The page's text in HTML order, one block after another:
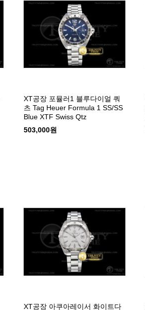
XT공장 포뮬러1 블루다이얼 쿼
츠 Tag Heuer Formula 1 SS/SS
Blue XTF Swiss Qtz
503,000원
XT공장 아쿠아레이서 화이트다